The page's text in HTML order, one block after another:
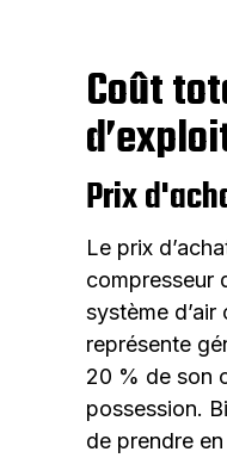
Coût
Prix
Le prix
compresseur
système
représente
20 % de son
possession.
de prendre